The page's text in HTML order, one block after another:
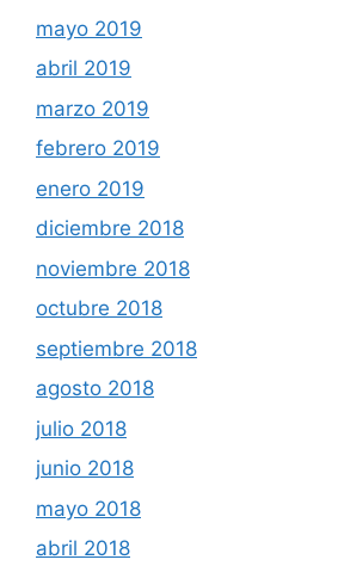
mayo 2019
abril 2019
marzo 2019
febrero 2019
enero 2019
diciembre 2018
noviembre 2018
octubre 2018
septiembre 2018
agosto 2018
julio 2018
junio 2018
mayo 2018
abril 2018